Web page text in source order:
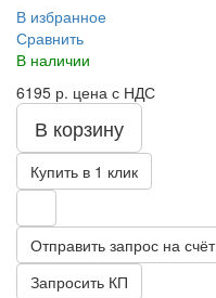
В избранное
Сравнить
В наличии
6195 р. цена с НДС
В корзину
Купить в 1 клик
Отправить запрос на счёт
Запросить КП